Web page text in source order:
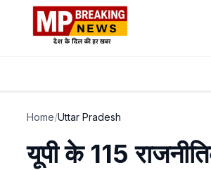
Home/Uttar Pradesh
यूपी के 115